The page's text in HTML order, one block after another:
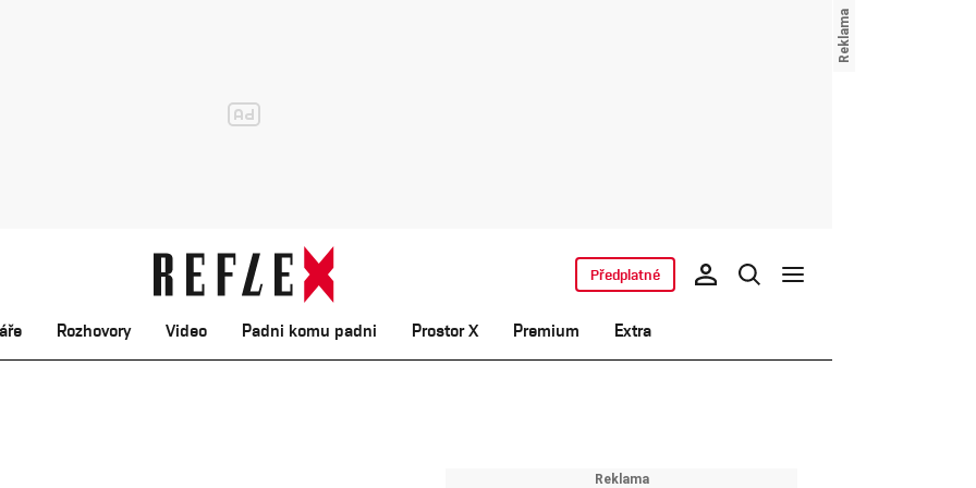
Rozhovory Video Padni komu padni Prostor X Premium Extra
Předplatné